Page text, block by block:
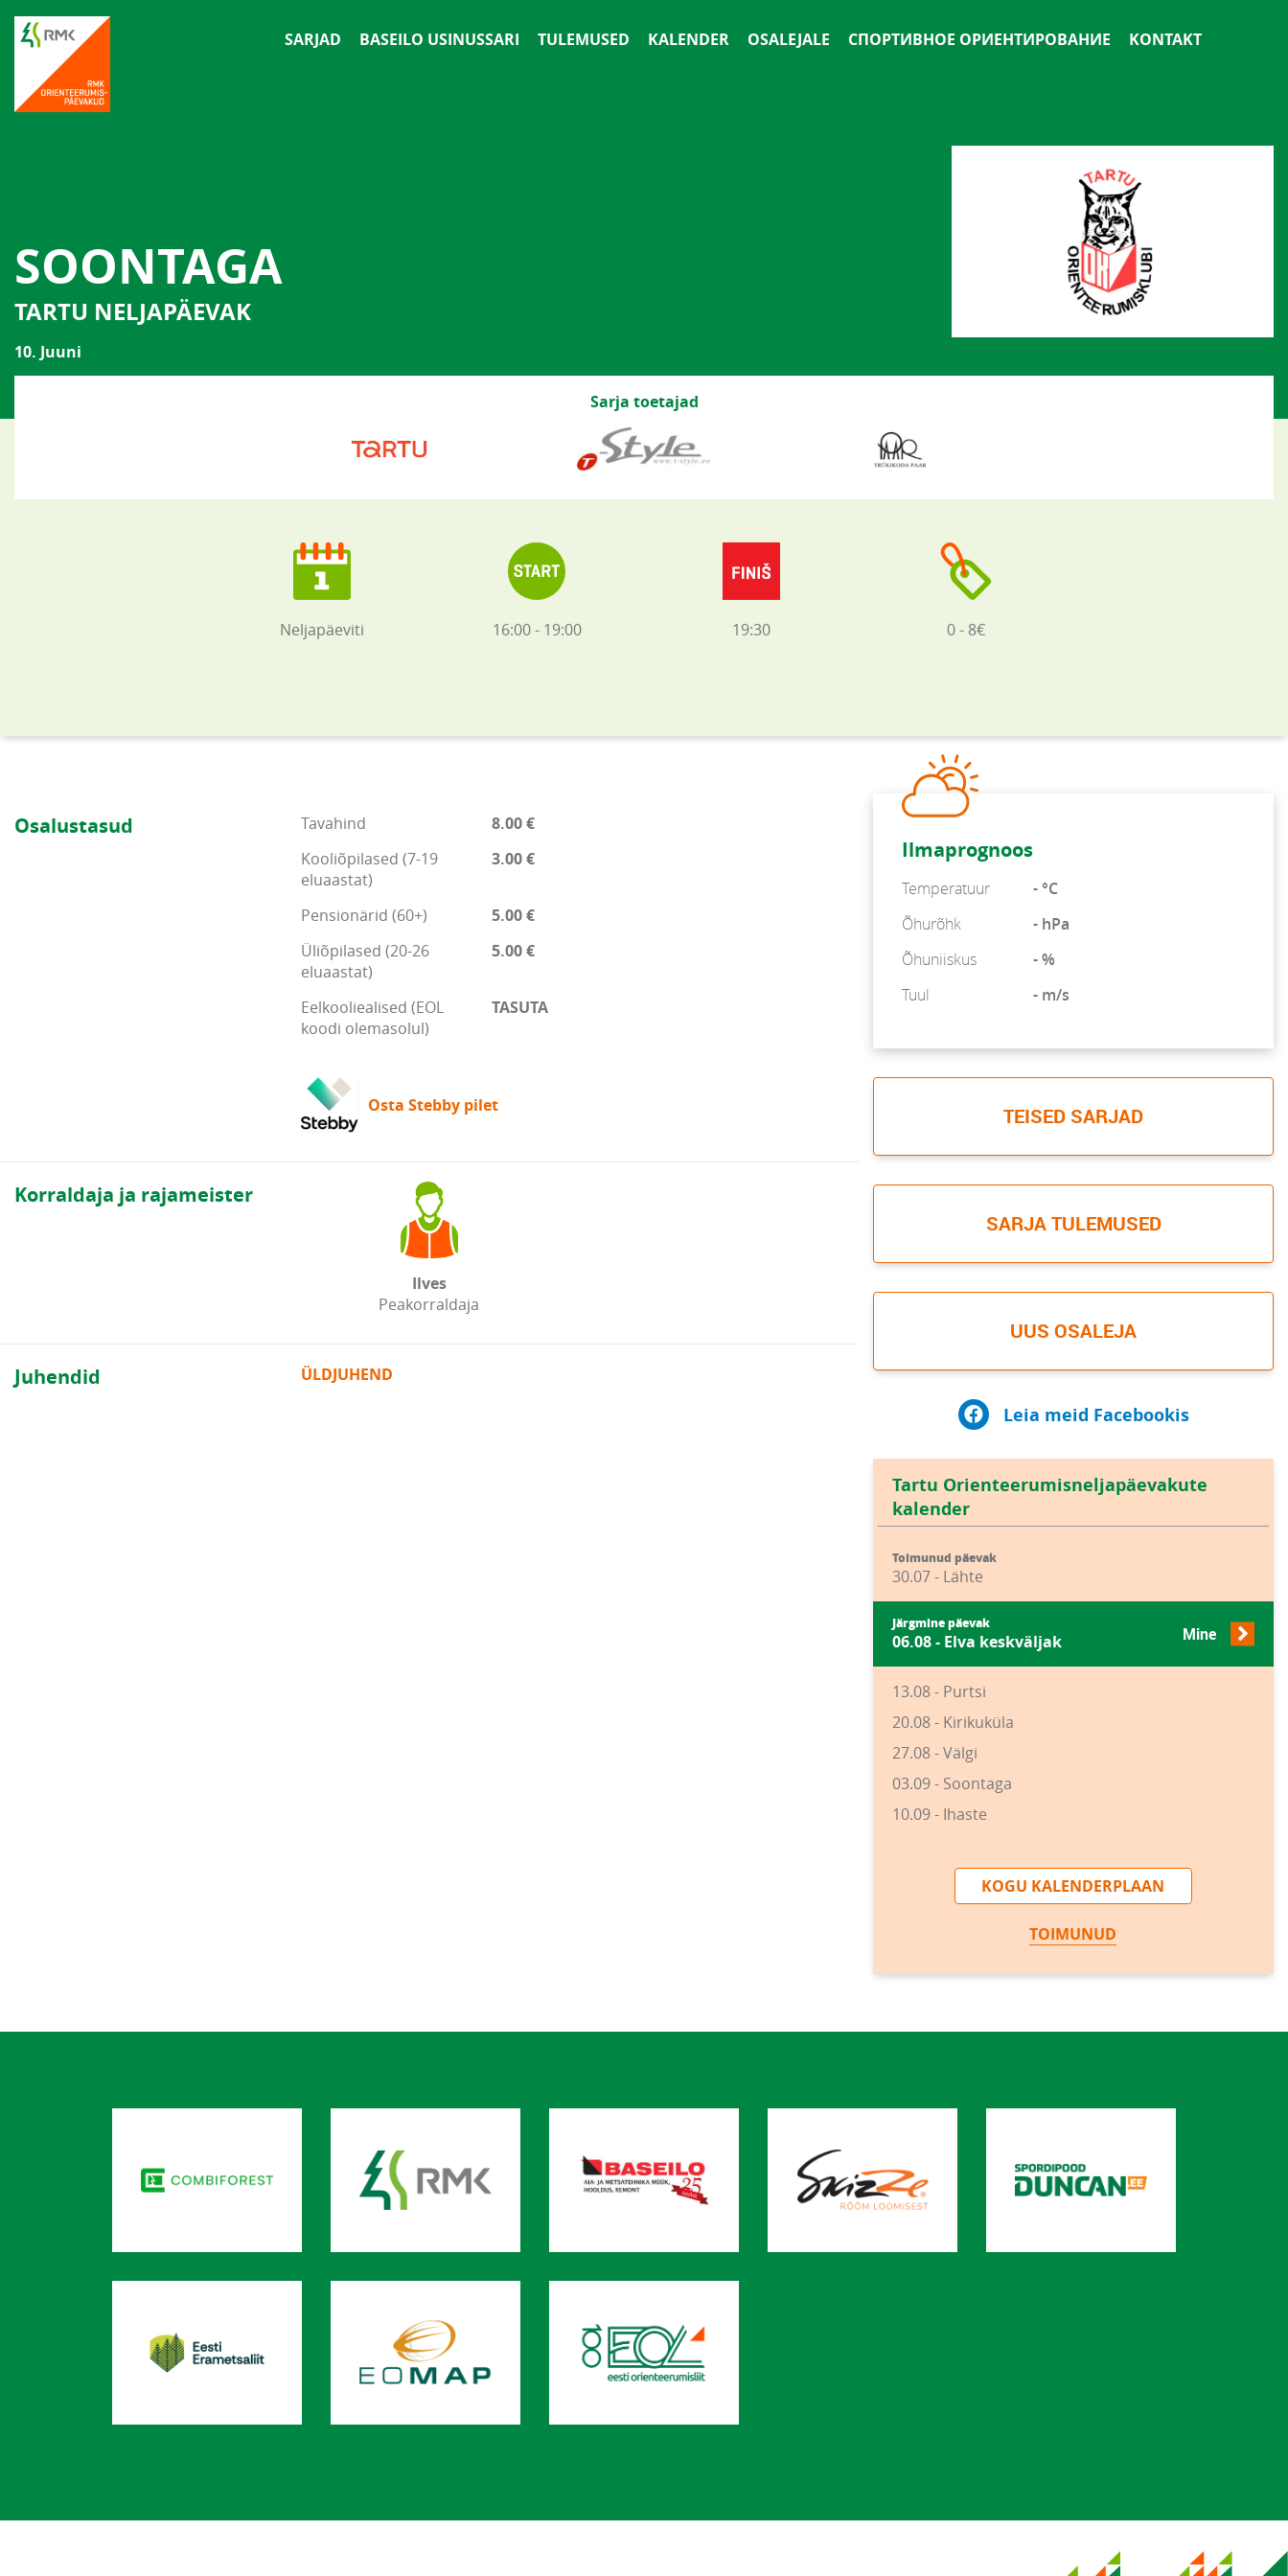
SARJAD BASEILO USINUSSARI TULEMUSED KALENDER OSALEJALE СПОРТИВНОЕ ОРИЕНТИРОВАНИЕ KONTAKT
SOONTAGA
TARTU NELJAPÄEVAK
10. Juuni
Sarja toetajad
Neljapäeviti 16:00 - 19:00 19:30 0 - 8€
Osalustasud Tavahind
8.00 €
Kooliõpilased (7-19
eluaastat)
3.00 €
Pensionärid (60+)
5.00 €
Üliõpilased (20-26
eluaastat)
5.00 €
Eelkooliealised (EOL
koodi olemasolul)
TASUTA
Osta Stebby pilet
Korraldaja ja rajameister
Ilves
Peakorraldaja
Juhendid ÜLDJUHEND
Ilmaprognoos
Temperatuur
- °C
Õhurõhk
- hPa
Õhuniiskus
- %
Tuul
- m/s
TEISED SARJAD
SARJA TULEMUSED
UUS OSALEJA
Leia meid Facebookis
Tartu Orienteerumisneljapäevakute
kalender
Toimunud päevak
30.07 - Lähte
Järgmine päevak
06.08 - Elva keskväljak Mine
13.08 - Purtsi
20.08 - Kirikuküla
27.08 - Välgi
03.09 - Soontaga
10.09 - Ihaste
KOGU KALENDERPLAAN
TOIMUNUD